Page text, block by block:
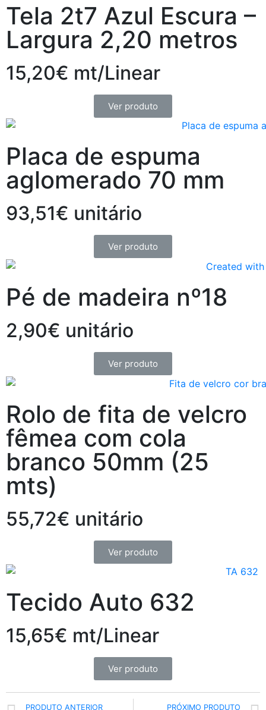
Tela 2t7 Azul Escura –
Largura 2,20 metros
15,20€ mt/Linear
Ver produto
Placa de espuma
aglomerado 70 mm
93,51€ unitário
Ver produto
Pé de madeira nº18
2,90€ unitário
Ver produto
Rolo de fita de velcro
fêmea com cola
branco 50mm (25
mts)
55,72€ unitário
Ver produto
Tecido Auto 632
15,65€ mt/Linear
Ver produto
PRODUTO ANTERIOR PRÓXIMO PRODUTO